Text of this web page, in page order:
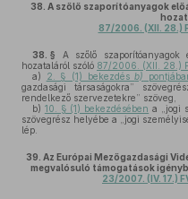
38. A szőlő szaporítóanyagok
87/2006. (XII. 28.)
38. § A szőlő szaporítóanyagok
hozataláról szóló 87/2006. (XII. 28.)
a)
2. § (1) bekezdésb)
gazdasági társaságokra”
rendelkező szervezetekre” szöveg,
b) 10. § (1) bekezdésében a „jogi
szövegrész helyébe a „jogi
lép.
39. Az Európai Mezőgazdasági
megvalósuló támogatások
23/2007. (IV. 17.)